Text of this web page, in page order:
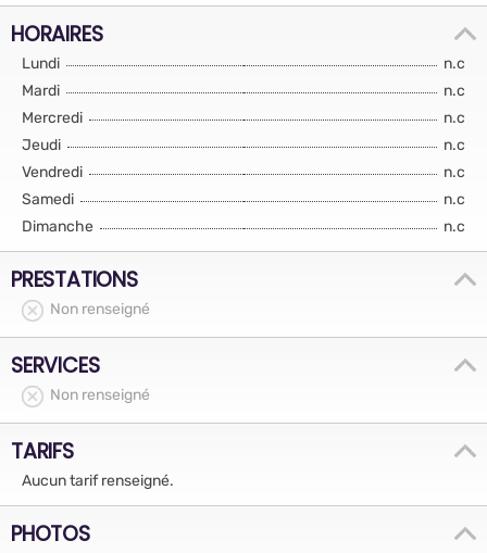
HORAIRES
Lundi
n.c
Mardi
n.c
Mercredi
n.c
Jeudi
n.c
Vendredi
n.c
Samedi
n.c
Dimanche
n.c
PRESTATIONS
Non renseigné
SERVICES
Non renseigné
TARIFS
Aucun tarif renseigné.
PHOTOS